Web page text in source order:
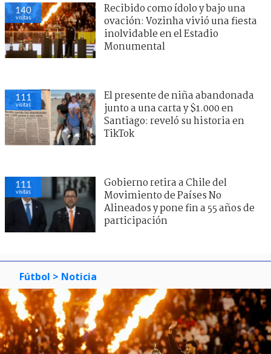
140
visitas
Recibido como ídolo y bajo una
ovación: Vozinha vivió una fiesta
inolvidable en el Estadio
Monumental
111
visitas
El presente de niña abandonada
junto a una carta y $1.000 en
Santiago: reveló su historia en
TikTok
111
visitas
Gobierno retira a Chile del
Movimiento de Países No
Alineados y pone fin a 55 años de
participación
Fútbol > Noticia